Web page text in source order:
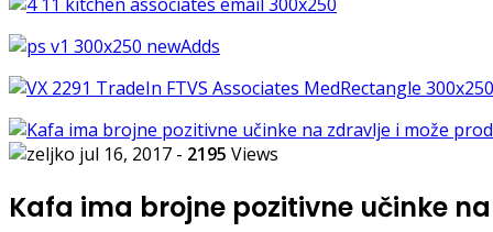
jul 16, 2017 - 2195 Views
Kafa ima brojne pozitivne učinke